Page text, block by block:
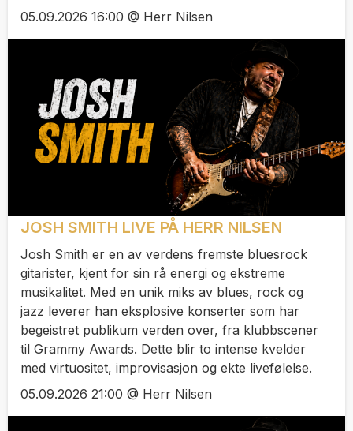
05.09.2026 16:00 @ Herr Nilsen
JOSH SMITH LIVE PÅ HERR NILSEN
Josh Smith er en av verdens fremste bluesrock
gitarister, kjent for sin rå energi og ekstreme
musikalitet. Med en unik miks av blues, rock og
jazz leverer han eksplosive konserter som har
begeistret publikum verden over, fra klubbscener
til Grammy Awards. Dette blir to intense kvelder
med virtuositet, improvisasjon og ekte livefølelse.
05.09.2026 21:00 @ Herr Nilsen